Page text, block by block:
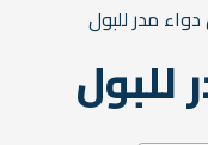
مدر للبول
للبول